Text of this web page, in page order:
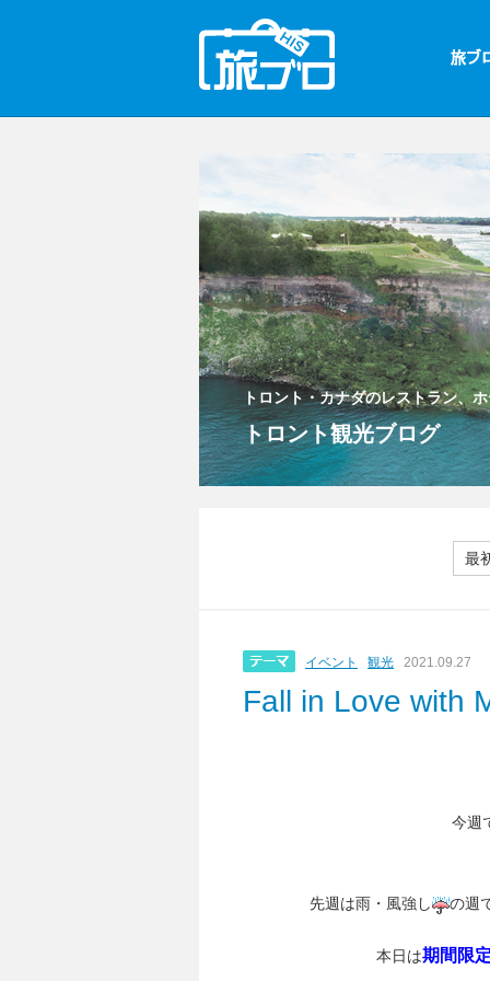
トロント・カナダのレストラン、
トロント観光ブログ
最
イベント 観光 2021.09.27
Fall in Love with
今週
先週は雨・風強し の週
本日は期間限